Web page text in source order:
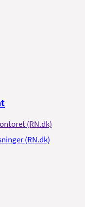
(RN.dk)
(RN.dk)